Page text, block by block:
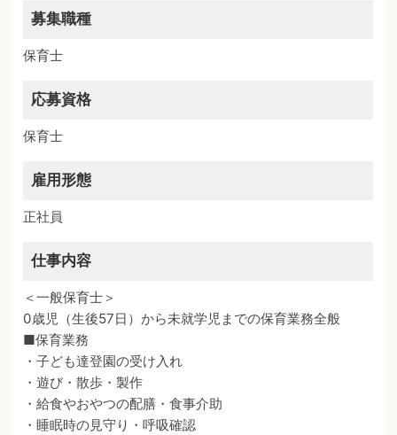
募集職種
保育士
応募資格
保育士
雇用形態
正社員
仕事内容
＜一般保育士＞
0歳児（生後57日）から未就学児までの保育業務全般
■保育業務
・子ども達登園の受け入れ
・遊び・散歩・製作
・給食やおやつの配膳・食事介助
・睡眠時の見守り・呼吸確認